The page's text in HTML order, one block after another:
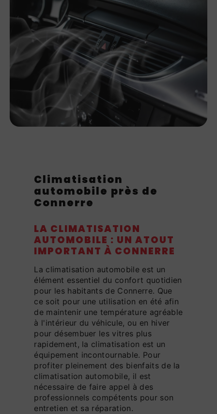
Climatisation
automobile près de
Connerre
LA CLIMATISATION
AUTOMOBILE : UN ATOUT
IMPORTANT À CONNERRE
La climatisation automobile est un
élément essentiel du confort quotidien
pour les habitants de Connerre. Que
ce soit pour une utilisation en été afin
de maintenir une température agréable
à l'intérieur du véhicule, ou en hiver
pour désembuer les vitres plus
rapidement, la climatisation est un
équipement incontournable. Pour
profiter pleinement des bienfaits de la
climatisation automobile, il est
nécessaire de faire appel à des
professionnels compétents pour son
entretien et sa réparation.